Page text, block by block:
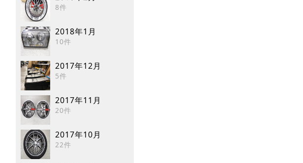
8件
2018年1月
10件
2017年12月
5件
2017年11月
20件
2017年10月
22件